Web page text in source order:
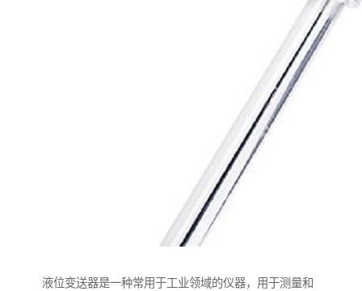
液位变送器是一种常用于工业领域的仪器，用于测量和